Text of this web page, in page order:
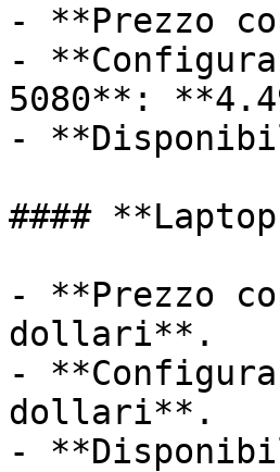
- **Prezzo
-
5080**:
-
####
- **Prezzo
dollari**.
-
dollari**.
-